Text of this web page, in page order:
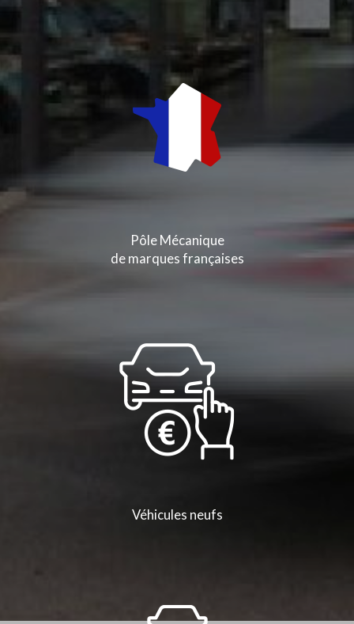
Pôle Mécanique
de marques françaises
Véhicules neufs